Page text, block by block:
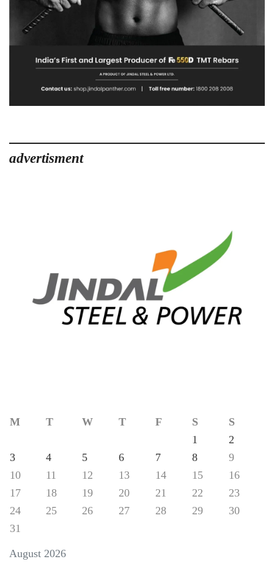
advertisment
August 2026
M T W T F S
S
1
2
3
4 5 6 7 8
9
10
11 12 13 14 15
16
17
18 19 20 21 22
23
24
25 26 27 28 29
30
31